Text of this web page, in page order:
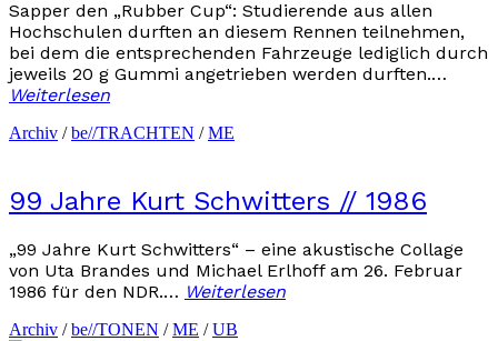
Sapper den „Rubber Cup“: Studierende aus allen
Hochschulen durften an diesem Rennen teilnehmen,
bei dem die entsprechenden Fahrzeuge lediglich durch
jeweils 20 g Gummi angetrieben werden durften.…
Weiterlesen
Archiv /be//TRACHTEN /ME
99 Jahre Kurt Schwitters // 1986
„99 Jahre Kurt Schwitters“ – eine akustische Collage
von Uta Brandes und Michael Erlhoff am 26. Februar
1986 für den NDR.… Weiterlesen
Archiv /be//TONEN /ME /UB